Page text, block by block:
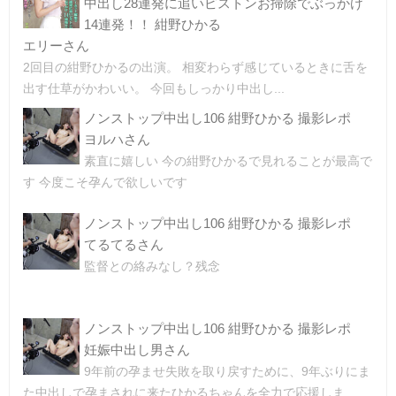
中出し28連発に追いピストンお掃除でぶっかけ
14連発！！ 紺野ひかる
エリーさん
2回目の紺野ひかるの出演。 相変わらず感じているときに舌を
出す仕草がかわいい。 今回もしっかり中出し...
ノンストップ中出し106 紺野ひかる 撮影レポ
ヨルハさん
素直に嬉しい 今の紺野ひかるで見れることが最高で
す 今度こそ孕んで欲しいです
ノンストップ中出し106 紺野ひかる 撮影レポ
てるてるさん
監督との絡みなし？残念
ノンストップ中出し106 紺野ひかる 撮影レポ
妊娠中出し男さん
9年前の孕ませ失敗を取り戻すために、9年ぶりにま
た中出しで孕まされに来たひかるちゃんを全力で応援しま...